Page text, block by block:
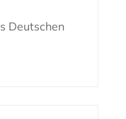
Deutschen